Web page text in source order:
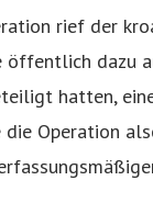
rief der
öffentlich dazu
hatten,
Operation